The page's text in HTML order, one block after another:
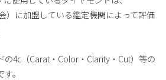
）に加盟している鑑定機関によって評価
の4c（Carat・Color・Clarity・Cut）等の
。